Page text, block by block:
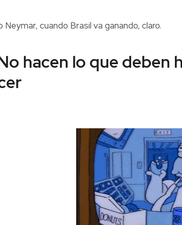
Neymar, cuando Brasil va ganando, claro.
hacen lo que deben